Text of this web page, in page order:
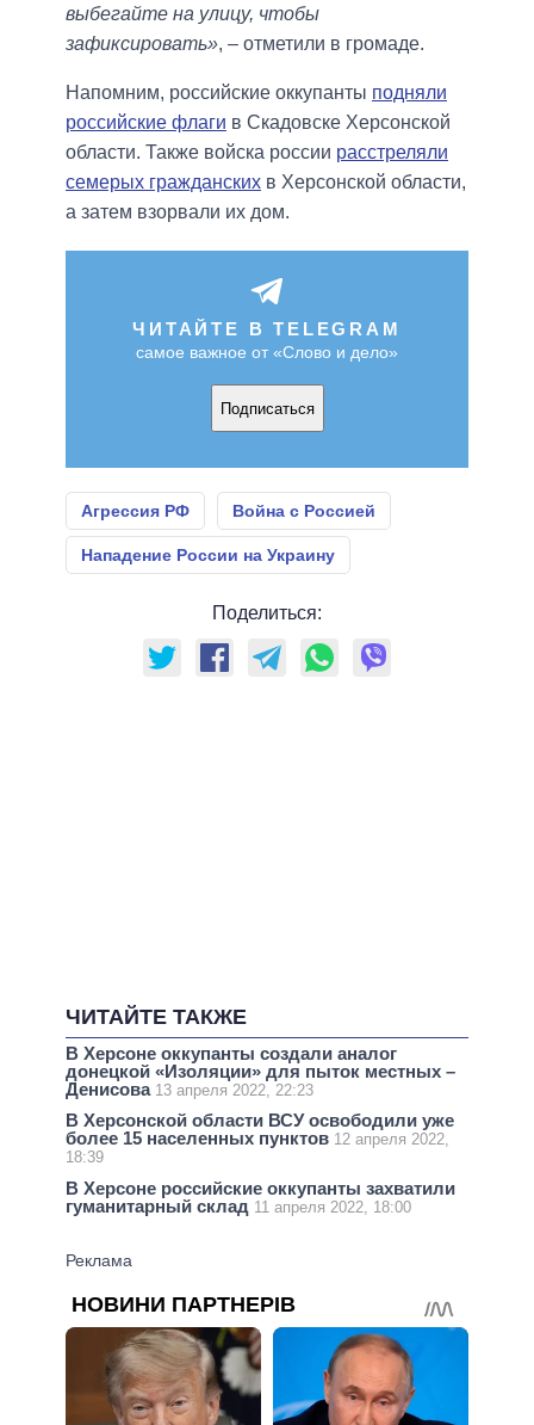
выбегайте на улицу, чтобы
зафиксировать», – отметили в громаде.
Напомним, российские оккупанты подняли
российские флаги в Скадовске Херсонской
области. Также войска россии расстреляли
семерых гражданских в Херсонской области,
а затем взорвали их дом.
ЧИТАЙТЕ В TELEGRAM
самое важное от «Слово и дело»
Подписаться
Агрессия РФ Война с Россией
Нападение России на Украину
Поделиться:
ЧИТАЙТЕ ТАКЖЕ
В Херсоне оккупанты создали аналог
донецкой «Изоляции» для пыток местных –
Денисова 13 апреля 2022, 22:23
В Херсонской области ВСУ освободили уже
более 15 населенных пунктов 12 апреля 2022,
18:39
В Херсоне российские оккупанты захватили
гуманитарный склад 11 апреля 2022, 18:00